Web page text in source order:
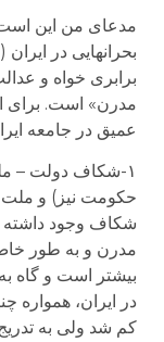
مدعای من این است
بحرانهایی در
برابری خواه و
مدرن» است. برای
عمیق در جامعه
۱-شکاف دولت –
حکومت نیز) و ملت
شکاف وجود داشته
مدرن و به طور
بیشتر است و گاه
در ایران، همواره
کم شد ولی به